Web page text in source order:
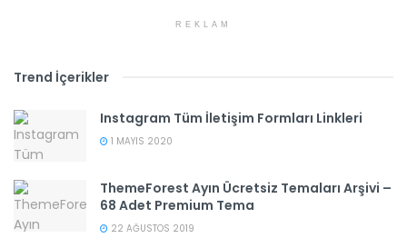
REKLAM
Trend İçerikler
Instagram Tüm İletişim Formları Linkleri
1 MAYIS 2020
ThemeForest Ayın Ücretsiz Temaları Arşivi –
68 Adet Premium Tema
22 AĞUSTOS 2019